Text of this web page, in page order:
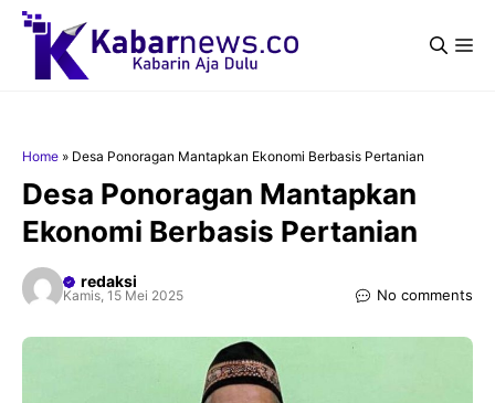
Langsung
Home » Desa Ponoragan Mantapkan Ekonomi Berbasis Pertanian
Desa Ponoragan Mantapkan
Ekonomi Berbasis Pertanian
redaksi
Kamis, 15 Mei 2025 No comments